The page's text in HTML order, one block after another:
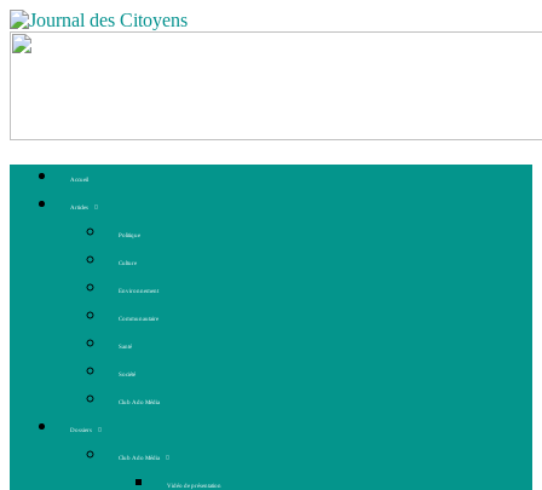
Accueil
Articles
Politique
Culture
Environnement
Communautaire
Santé
Société
Club Ado Média
Dossiers
Club Ado Média
Vidéo de présentation